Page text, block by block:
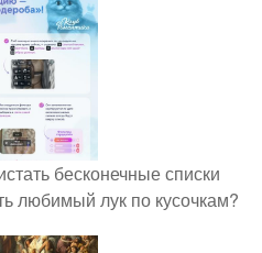
бесконечные списки
любимый лук по кусочкам?